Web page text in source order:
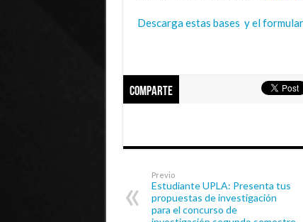
Descarga estas bases y el
Comparte
Previo
Estudiante UPLA: Presenta tus
propuestas de investigación
para el concurso de